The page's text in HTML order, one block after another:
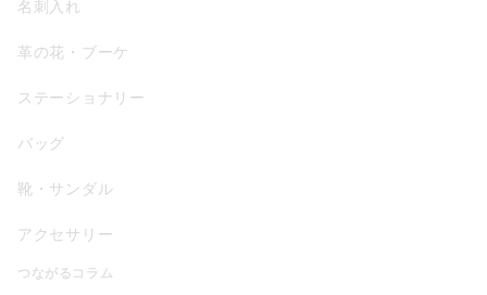
名刺入れ
革の花・ブーケ
ステーショナリー
バッグ
靴・サンダル
アクセサリー
つながるコラム